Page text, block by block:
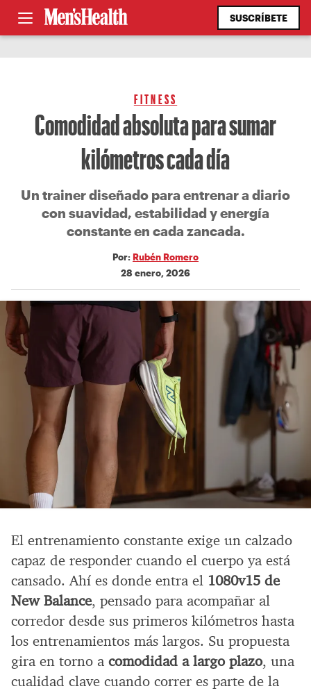
SUSCRÍBETE
FITNESS
Comodidad absoluta para sumar
kilómetros cada día
Un trainer diseñado para entrenar a diario
con suavidad, estabilidad y energía
constante en cada zancada.
Por: Rubén Romero
28 enero, 2026
El entrenamiento constante exige un calzado
capaz de responder cuando el cuerpo ya está
cansado. Ahí es donde entra el 1080v15 de
New Balance, pensado para acompañar al
corredor desde sus primeros kilómetros hasta
los entrenamientos más largos. Su propuesta
gira en torno a comodidad a largo plazo, una
cualidad clave cuando correr es parte de la